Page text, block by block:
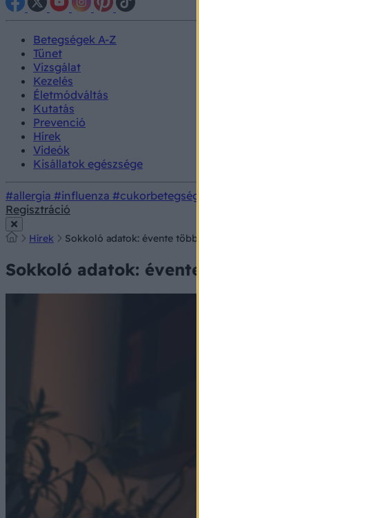
Betegségek A-Z
Tünet
Vizsgálat
Kezelés
Életmódváltás
Kutatás
Prevenció
Hírek
Videók
Kisállatok egészsége
#allergia #influenza #cukorbetegség
Regisztráció
Hírek Sokkoló adatok: évente több ezer fiatal kér segítséget öngyilkossági
Sokkoló adatok: évente több ezer fiatal kér